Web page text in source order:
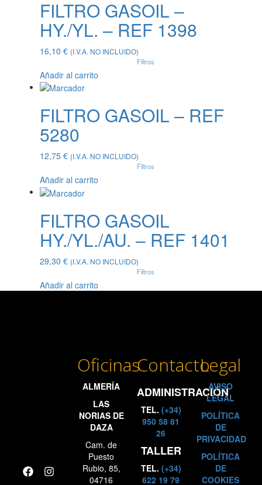
FILTRO GASOIL –
HY./YL. – REF 1398
16,10 € (I.V.A. NO INCLUIDO)
Filtros
Añadir al carrito
FILTRO GASOIL – REF
5280
12,75 € (I.V.A. NO INCLUIDO)
Filtros
Añadir al carrito
FILTRO GASOIL
HY./YL./AU. – REF 1401
29,30 € (I.V.A. NO INCLUIDO)
Filtros
Añadir al carrito
Oficinas
ALMERÍA
LAS
NORIAS DE
DAZA
Cam. de
Puesto
Rubio, 85,
04716
Contacto
ADMINISTRACIÓN
TEL. (+34)
950 58 81
26
TALLER
TEL. (+34)
622 19 79
Legal
AVISO
LEGAL
POLÍTICA
DE
PRIVACIDAD
POLÍTICA
DE
COOKIES